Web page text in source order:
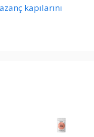
kapılarını